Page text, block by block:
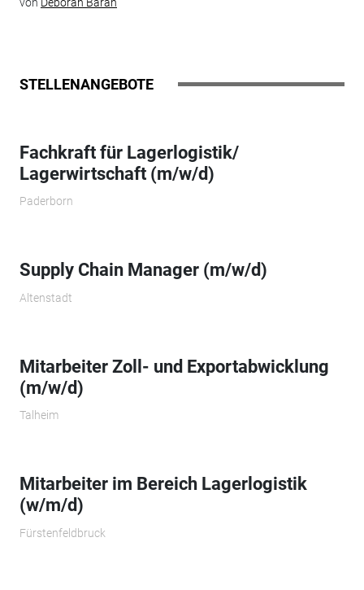
von Deborah Baran
STELLENANGEBOTE
Fachkraft für Lagerlogistik/
Lagerwirtschaft (m/w/d)
Paderborn
Supply Chain Manager (m/w/d)
Altenstadt
Mitarbeiter Zoll- und Exportabwicklung
(m/w/d)
Talheim
Mitarbeiter im Bereich Lagerlogistik
(w/m/d)
Fürstenfeldbruck